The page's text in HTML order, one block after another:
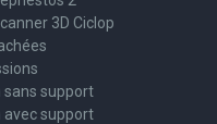
3D Ciclop
sans support
avec support